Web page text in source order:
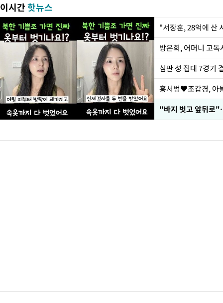
이시간핫뉴스
"서장훈, 28억에 산
방은희, 어머니 고
심판 성 접대 7경기
홍서범♥조갑경, 아
"바지 벗고 앞뒤로